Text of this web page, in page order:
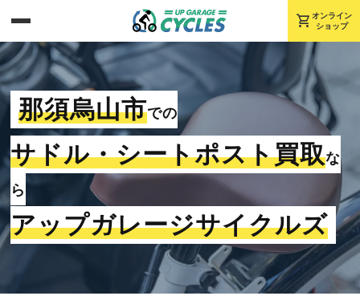
shopping_cart オンライン
ショップ
那須烏山市での
サドル・シートポスト買取な
ら
アップガレージサイクルズ